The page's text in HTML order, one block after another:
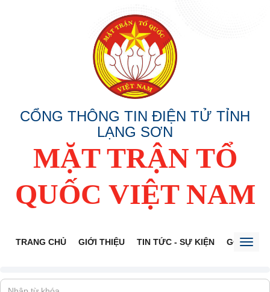
CỔNG THÔNG TIN ĐIỆN TỬ TỈNH
LẠNG SƠN
MẶT TRẬN TỔ
QUỐC VIỆT NAM
TRANG CHỦ GIỚI THIỆU TIN TỨC - SỰ KIỆN GÓP Ý